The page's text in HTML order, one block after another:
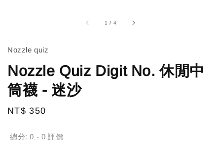
1 / 4
Nozzle quiz
Nozzle Quiz Digit No. 休閒中
筒襪 - 迷沙
Regular
NT$ 350
總分:0 - 0 評價